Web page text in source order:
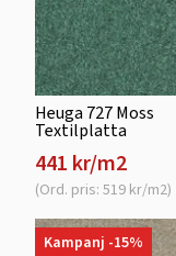
Heuga 727 Moss
Textilplatta
441 kr/m2
(Ord. pris: 519 kr/m2)
Kampanj -15%